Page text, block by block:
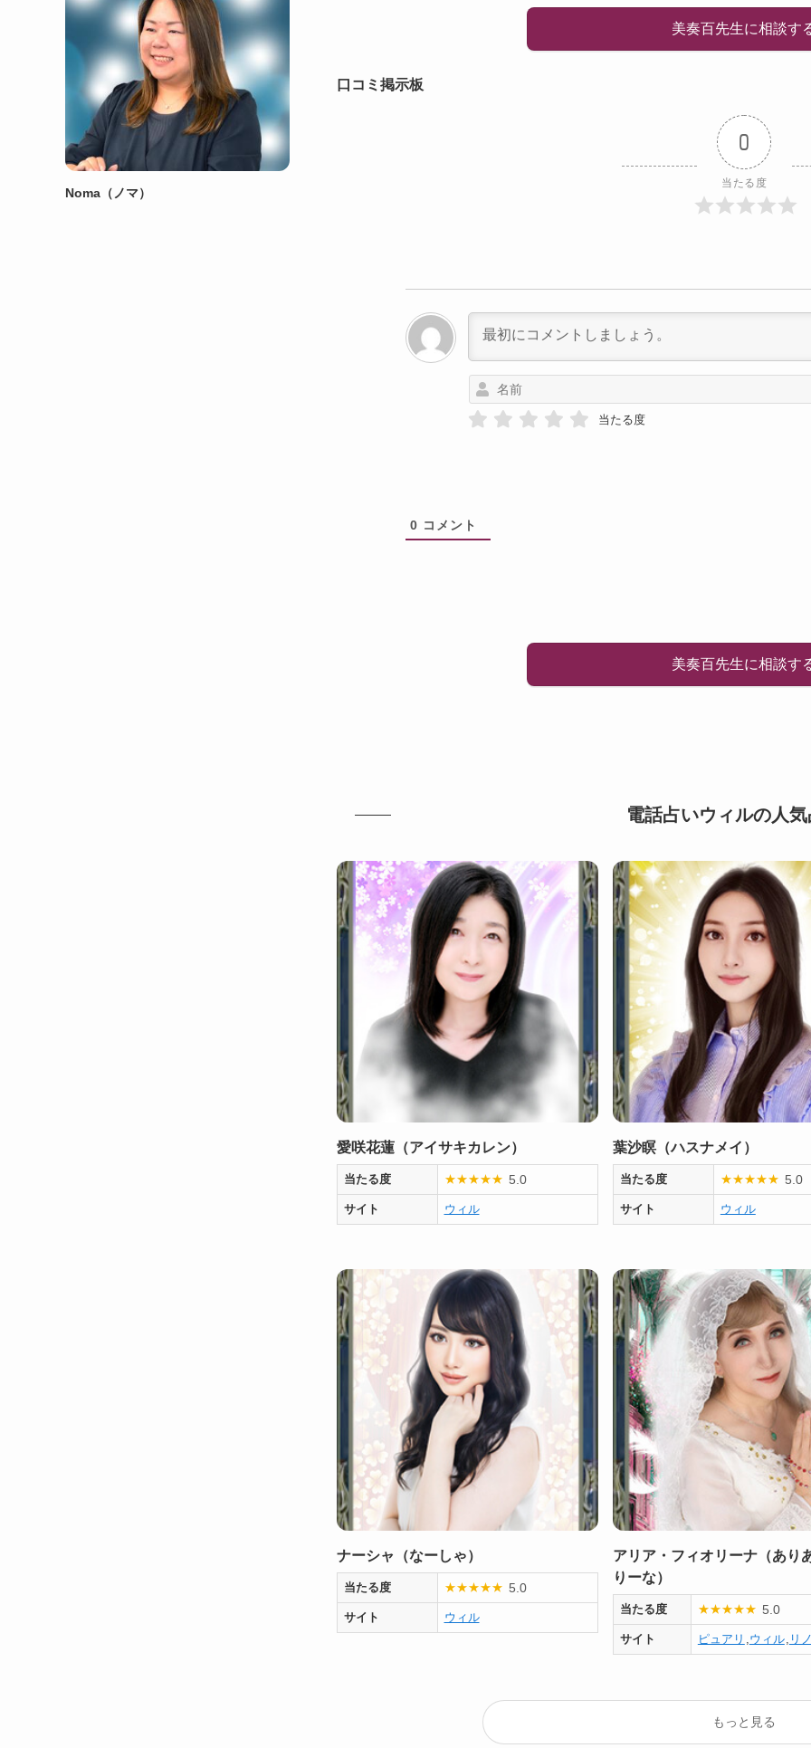
美奏百先生に相談す
口コミ掲示板
0
当たる度
当たる度
0 コメント
美奏百先生に相談す
電話占いウィルの人
愛咲花蓮（アイサキカレン）
当たる度 ★★★★★ 5.0
サイト ウィル
葉沙瞑（ハスナメイ）
当たる度 ★★★★★ 5.0
サイト ウィル
ナーシャ（なーしゃ）
当たる度 ★★★★★ 5.0
サイト ウィル
アリア・フィオリーナ（あり
りーな）
当たる度 ★★★★★ 5.0
サイト ピュアリ ,ウィル, リ
もっと見る
Noma（ノマ）